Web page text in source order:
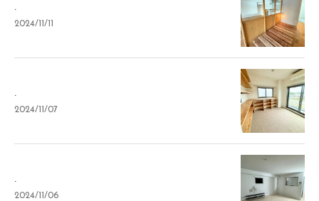
.
2024/11/11
.
2024/11/07
.
2024/11/06